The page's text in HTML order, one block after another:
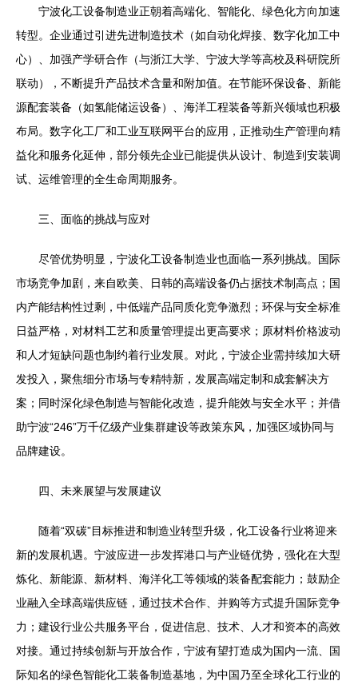
宁波化工设备制造业正朝着高端化、智能化、绿色化方向加速
转型。企业通过引进先进制造技术（如自动化焊接、数字化加工中
心）、加强产学研合作（与浙江大学、宁波大学等高校及科研院所
联动），不断提升产品技术含量和附加值。在节能环保设备、新能
源配套装备（如氢能储运设备）、海洋工程装备等新兴领域也积极
布局。数字化工厂和工业互联网平台的应用，正推动生产管理向精
益化和服务化延伸，部分领先企业已能提供从设计、制造到安装调
试、运维管理的全生命周期服务。
三、面临的挑战与应对
尽管优势明显，宁波化工设备制造业也面临一系列挑战。国际
市场竞争加剧，来自欧美、日韩的高端设备仍占据技术制高点；国
内产能结构性过剩，中低端产品同质化竞争激烈；环保与安全标准
日益严格，对材料工艺和质量管理提出更高要求；原材料价格波动
和人才短缺问题也制约着行业发展。对此，宁波企业需持续加大研
发投入，聚焦细分市场与专精特新，发展高端定制和成套解决方
案；同时深化绿色制造与智能化改造，提升能效与安全水平；并借
助宁波“246”万千亿级产业集群建设等政策东风，加强区域协同与
品牌建设。
四、未来展望与发展建议
随着“双碳”目标推进和制造业转型升级，化工设备行业将迎来
新的发展机遇。宁波应进一步发挥港口与产业链优势，强化在大型
炼化、新能源、新材料、海洋化工等领域的装备配套能力；鼓励企
业融入全球高端供应链，通过技术合作、并购等方式提升国际竞争
力；建设行业公共服务平台，促进信息、技术、人才和资本的高效
对接。通过持续创新与开放合作，宁波有望打造成为国内一流、国
际知名的绿色智能化工装备制造基地，为中国乃至全球化工行业的